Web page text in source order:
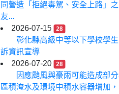
同營造「拒絕毒駕、安全上路」之
友...
2026-07-15
28
彰化縣高級中等以下學校學
訴資訊宣導
2026-07-20
28
因應颱風與豪雨可能造成部
區積淹水及環境中積水容器增加，